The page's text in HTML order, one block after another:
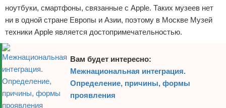
ноутбуки, смартфоны, связанные с Apple. Таких музеев нет
ни в одной стране Европы и Азии, поэтому в Москве Музей
техники Apple является достопримечательностью.
Вам будет интересно:
Межнациональная интеграция.
Определение, причины, формы
проявления